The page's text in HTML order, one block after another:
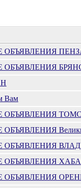
ОБЪЯВЛЕНИЯ
ОБЪЯВЛЕНИЯ
Вам
ОБЪЯВЛЕНИЯ
ОБЪЯВЛЕНИЯ
ОБЪЯВЛЕНИЯ
ОБЪЯВЛЕНИЯ